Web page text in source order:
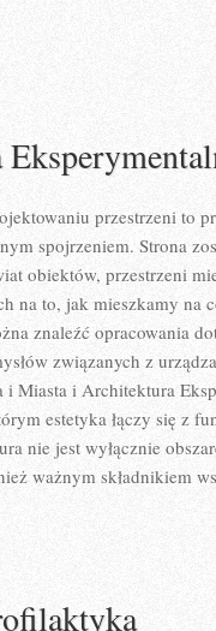
przestrzeni to
spojrzeniem. Strona
obiektów, przestrzeni
na to, jak mieszkamy na
znaleźć opracowania
związanych z
i Miasta i Architektura
estetyka łączy się z
nie jest wyłącznie
ważnym składnikiem